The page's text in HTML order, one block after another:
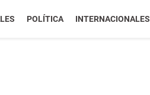
POLÍTICA INTERNACIONALES